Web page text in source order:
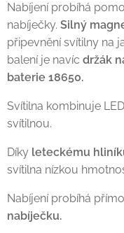
Nabíjení probíhá
nabíječky. Silný
připevnění svítilny na
balení je navíc držák
baterie 18650.
Svítilna kombinuje
svítilnou.
Díky leteckému
svítilna nízkou
Nabíjení probíhá
nabíječku.